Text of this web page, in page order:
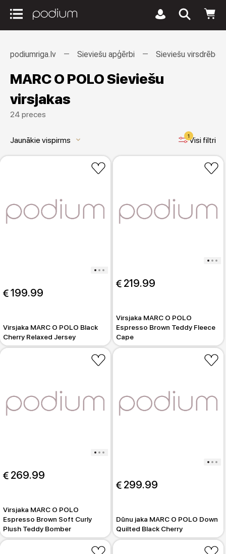
podiumriga.lv Sieviešu apģērbi Sieviešu virsdrēbes
MARC O POLO Sieviešu
virsjakas
24 preces
Jaunākie vispirms keyboard_arrow_down 1Visi filtri
199.99
Virsjaka MARC O POLO Black
Cherry Relaxed Jersey
219.99
Virsjaka MARC O POLO
Espresso Brown Teddy Fleece
Cape
269.99
Virsjaka MARC O POLO
Espresso Brown Soft Curly
Plush Teddy Bomber
299.99
Dūnu jaka MARC O POLO Down
Quilted Black Cherry